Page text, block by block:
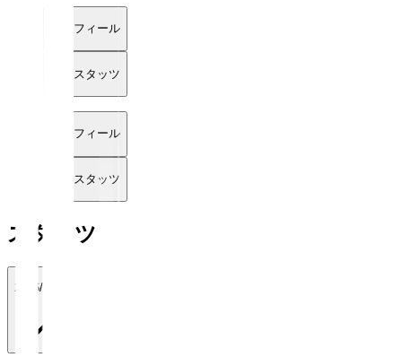
プロフィール
詳細スタッツ
プロフィール
詳細スタッツ
スタッツ
2026/27